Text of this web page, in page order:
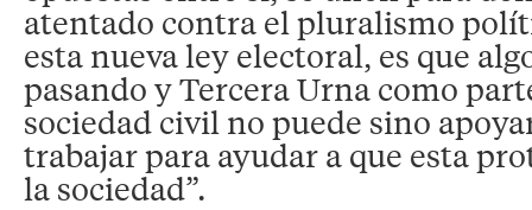
atentado contra el pluralismo
esta nueva ley electoral, es que
pasando y Tercera Urna como
sociedad civil no puede sino
trabajar para ayudar a que esta
la sociedad”.